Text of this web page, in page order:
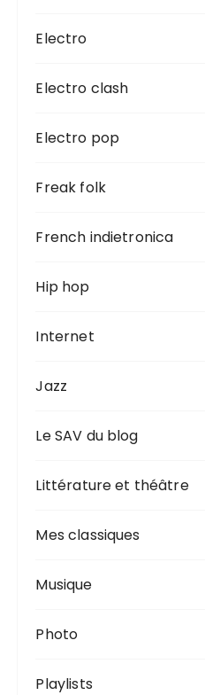
Electro
Electro clash
Electro pop
Freak folk
French indietronica
Hip hop
Internet
Jazz
Le SAV du blog
Littérature et théâtre
Mes classiques
Musique
Photo
Playlists